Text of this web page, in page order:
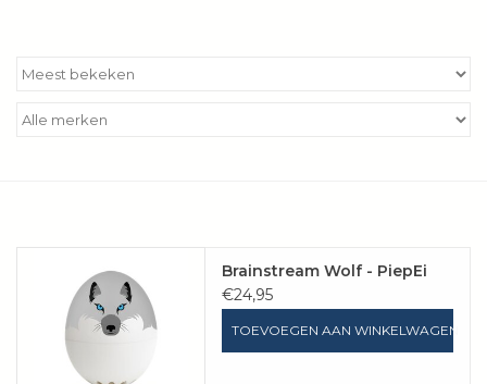
Kookboeken
Bakken
Aanbiedingen ✅
Cadeau idee
Zomer ☀️
Brainstream Wolf - PiepEi
€24,95
TOEVOEGEN AAN WINKELWAGEN